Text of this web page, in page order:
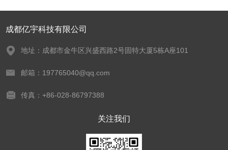
成都亿宇科技有限公司
地址：成都市金牛区兴盛西路2号固特大厦5栋A座101
邮箱：197765040@qq.com
传真：+86-028-86797388
关注我们